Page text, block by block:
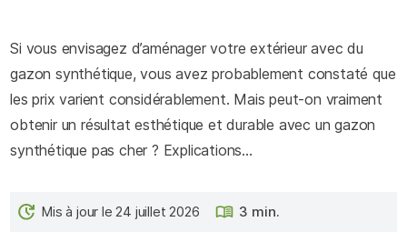
Mis à jour le 24 juillet 2026 3 min.
Si vous envisagez d’aménager votre extérieur avec du
gazon synthétique, vous avez probablement constaté que
les prix varient considérablement. Mais peut-on vraiment
obtenir un résultat esthétique et durable avec un gazon
synthétique pas cher ? Explications…